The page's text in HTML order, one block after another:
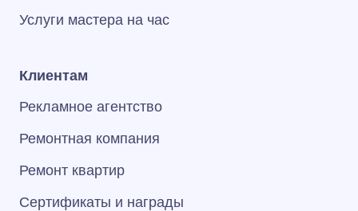
Услуги мастера на час
Клиентам
Рекламное агентство
Ремонтная компания
Ремонт квартир
Сертификаты и награды